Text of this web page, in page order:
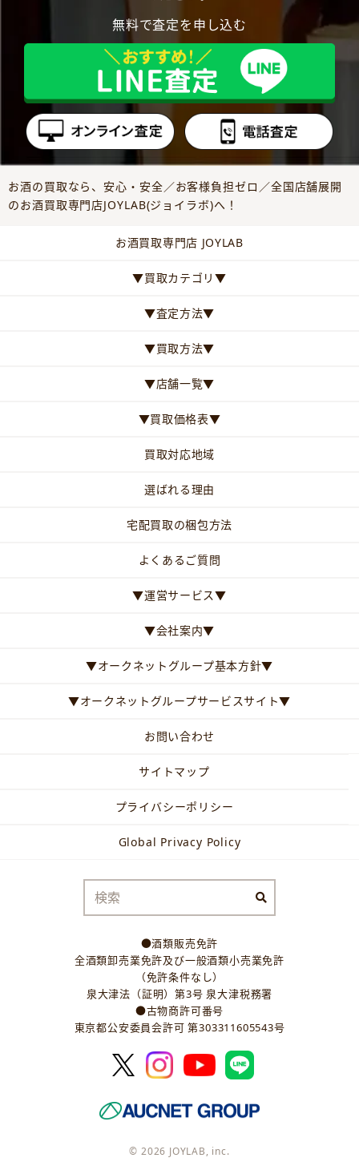
無料で査定を申し込む
お酒の買取なら、安心・安全／お客様負担ゼロ／全国店舗展開
のお酒買取専門店JOYLAB(ジョイラボ)へ！
お酒買取専門店 JOYLAB
▼買取カテゴリ▼
▼査定方法▼
▼買取方法▼
▼店舗一覧▼
▼買取価格表▼
買取対応地域
選ばれる理由
宅配買取の梱包方法
よくあるご質問
▼運営サービス▼
▼会社案内▼
▼オークネットグループ基本方針▼
▼オークネットグループサービスサイト▼
お問い合わせ
サイトマップ
プライバシーポリシー
Global Privacy Policy
●酒類販売免許
全酒類卸売業免許及び一般酒類小売業免許
（免許条件なし）
泉大津法（証明）第3号 泉大津税務署
●古物商許可番号
東京都公安委員会許可 第303311605543号
© 2026 JOYLAB, inc.